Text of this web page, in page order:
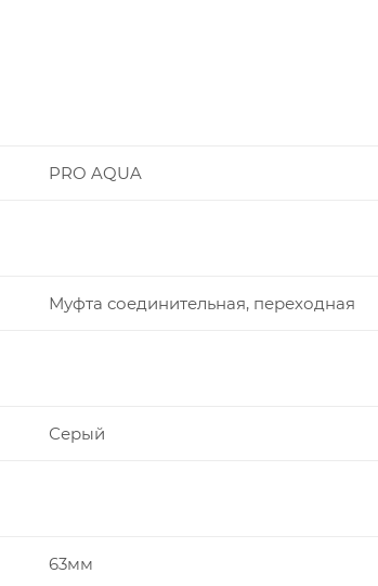
PRO AQUA
Муфта соединительная, переходная
Серый
63мм